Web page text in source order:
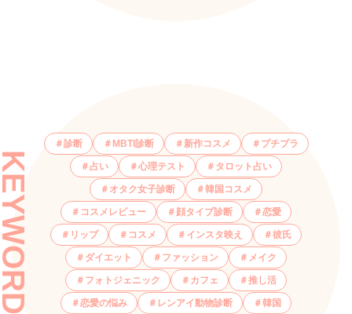
診断 MBTI診断 新作コスメ プチプラ
占い 心理テスト タロット占い
オタク女子診断 韓国コスメ
コスメレビュー 顔タイプ診断 恋愛
リップ コスメ インスタ映え 彼氏
ダイエット ファッション メイク
フォトジェニック カフェ 推し活
恋愛の悩み レンアイ動物診断 韓国